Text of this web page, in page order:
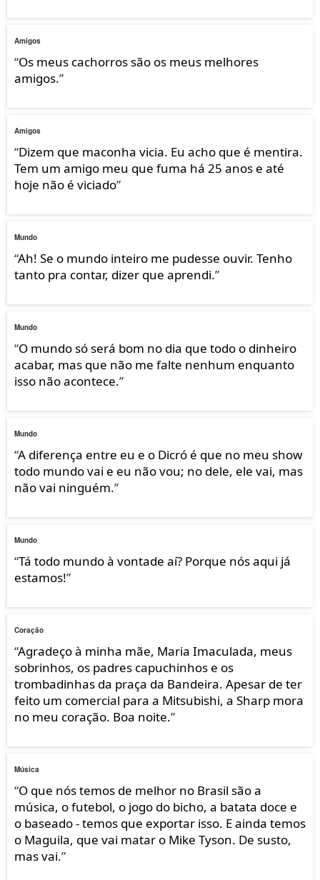
Amigos
“Os meus cachorros são os meus melhores
amigos.”
Amigos
“Dizem que maconha vicia. Eu acho que é mentira.
Tem um amigo meu que fuma há 25 anos e até
hoje não é viciado”
Mundo
“Ah! Se o mundo inteiro me pudesse ouvir. Tenho
tanto pra contar, dizer que aprendi.”
Mundo
“O mundo só será bom no dia que todo o dinheiro
acabar, mas que não me falte nenhum enquanto
isso não acontece.”
Mundo
“A diferença entre eu e o Dicró é que no meu show
todo mundo vai e eu não vou; no dele, ele vai, mas
não vai ninguém.”
Mundo
“Tá todo mundo à vontade aí? Porque nós aqui já
estamos!”
Coração
“Agradeço à minha mãe, Maria Imaculada, meus
sobrinhos, os padres capuchinhos e os
trombadinhas da praça da Bandeira. Apesar de ter
feito um comercial para a Mitsubishi, a Sharp mora
no meu coração. Boa noite.”
Música
“O que nós temos de melhor no Brasil são a
música, o futebol, o jogo do bicho, a batata doce e
o baseado - temos que exportar isso. E ainda temos
o Maguila, que vai matar o Mike Tyson. De susto,
mas vai.”